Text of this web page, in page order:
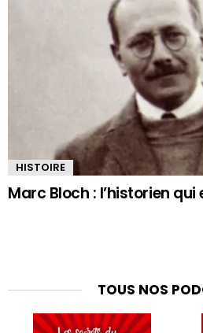
HISTOIRE
Marc Bloch : l’historien
TOUS NOS